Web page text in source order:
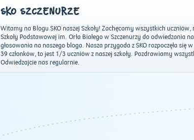
SKO SZCZENURZE
Witamy na Blogu SKO naszej Szkoły! Zachęcamy wszystkich uczniów,
Szkoły Podstawowej im. Orła Białego w Szczenurzy do odwiedzania
głosowania na naszego bloga. Nasza przygoda z SKO rozpoczęła się
39 członków, to jest 1/3 uczniów z naszej szkoły. Pozdrawiamy
Odwiedzajcie nas regularnie.